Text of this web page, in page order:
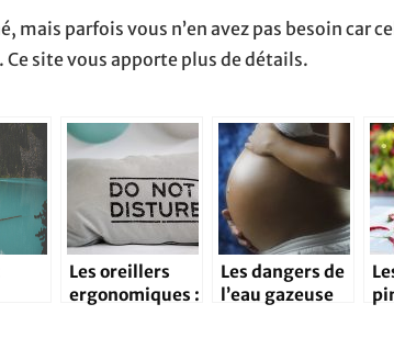
parfois vous n’en avez pas besoin car
Ce site vous apporte plus de détails.
Les oreillers
ergonomiques :
Les dangers de
l’eau gazeuse